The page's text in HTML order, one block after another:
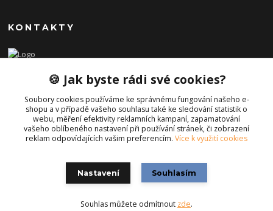
KONTAKTY
+420 606654169
(Po-Pá, 8-16 hod.)
info@iporiginal.cz
Vytvořeno na Eshop-rychle.cz
🍪 Jak byste rádi své cookies?
Soubory cookies používáme ke správnému fungování našeho e-
shopu a v případě vašeho souhlasu také ke sledování statistik o
webu, měření efektivity reklamních kampaní, zapamatování
vašeho oblíbeného nastavení při používání stránek, či zobrazení
reklam odpovídajících vašim preferencím. Více k využití cookies
Nastavení Souhlasím
Souhlas můžete odmítnout zde.